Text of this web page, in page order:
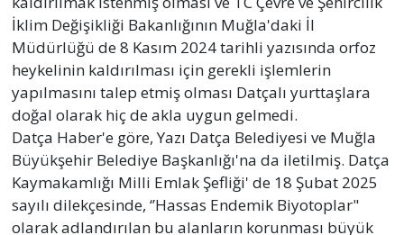
İklim Değişikliği Bakanlığının Muğla'daki İl
Müdürlüğü de 8 Kasım 2024 tarihli yazısında orfoz
heykelinin kaldırılması için gerekli işlemlerin
yapılmasını talep etmiş olması Datçalı yurttaşlara
doğal olarak hiç de akla uygun gelmedi.
Datça Haber'e göre, Yazı Datça Belediyesi ve Muğla
Büyükşehir Belediye Başkanlığı'na da iletilmiş. Datça
Kaymakamlığı Milli Emlak Şefliği' de 18 Şubat 2025
sayılı dilekçesinde, ‘’Hassas Endemik Biyotoplar"
olarak adlandırılan bu alanların korunması büyük